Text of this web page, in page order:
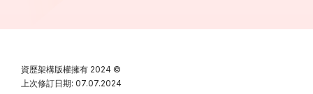
資歷架構版權擁有 2024 ©
上次修訂日期: 07.07.2024